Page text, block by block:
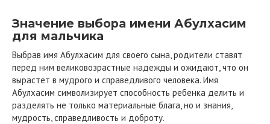
Значение выбора имени Абулхасим
для мальчика
Выбрав имя Абулхасим для своего сына, родители ставят
перед ним великовозрастные надежды и ожидают, что он
вырастет в мудрого и справедливого человека. Имя
Абулхасим символизирует способность ребенка делить и
разделять не только материальные блага, но и знания,
мудрость, справедливость и доброту.